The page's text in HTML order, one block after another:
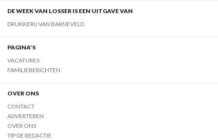
DE WEEK VAN LOSSER IS EEN UITGAVE VAN
DRUKKERIJ VAN BARNEVELD
PAGINA'S
VACATURES
FAMILIEBERICHTEN
OVER ONS
CONTACT
ADVERTEREN
OVER ONS
TIP DE REDACTIE